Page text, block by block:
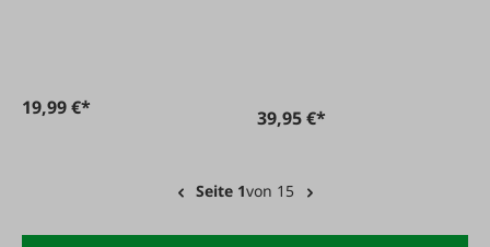
19,99 €* 39,95 €*
Seite 1von 15